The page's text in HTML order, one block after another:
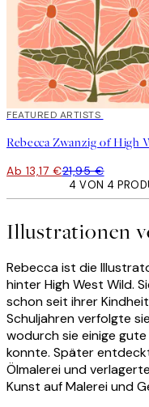
40%*
FEATURED ARTISTS
Ab 13,17 €21,95 €
4 VON 4
Illustrationen
Rebecca ist die
hinter High West Wild.
schon seit ihrer
Schuljahren verfolgte
wodurch sie einige
konnte. Später
Ölmalerei und
Kunst auf Malerei und